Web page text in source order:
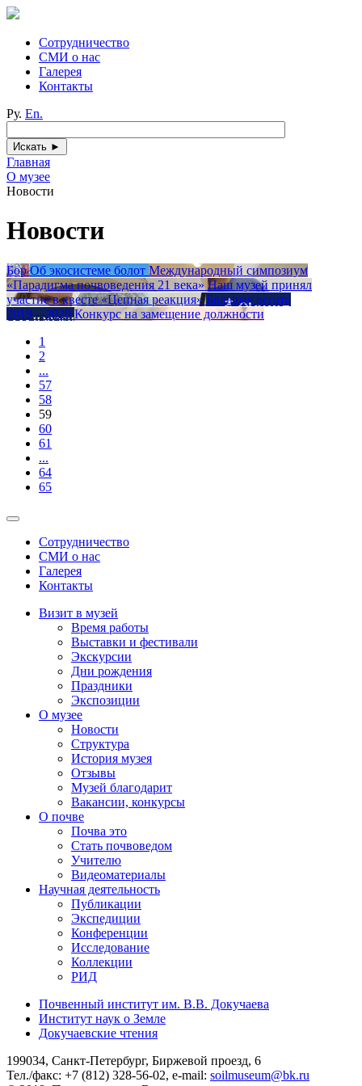
Сотрудничество
СМИ о нас
Галерея
Контакты
Ру. En.
Главная
О музее
Новости
Новости
Бор Об экосистеме болот Международный симпозиум
«Парадигма почвоведения 21 века» Наш музей принял
участие в квесте «Цепная реакция» Большая регата
2019―2020 Конкурс на замещение должности
1
2
...
57
58
59
60
61
...
64
65
Сотрудничество
СМИ о нас
Галерея
Контакты
Визит в музей
Время работы
Выставки и фестивали
Экскурсии
Дни рождения
Праздники
Экспозиции
О музее
Новости
Структура
История музея
Отзывы
Музей благодарит
Вакансии, конкурсы
О почве
Почва это
Стать почвоведом
Учителю
Видеоматериалы
Научная деятельность
Публикации
Экспедиции
Конференции
Исследование
Коллекции
РИД
Почвенный институт им. В.В. Докучаева
Институт наук о Земле
Докучаевские чтения
199034, Санкт-Петербург, Биржевой проезд, 6
Тел./факс: +7 (812) 328-56-02, e-mail: soilmuseum@bk.ru